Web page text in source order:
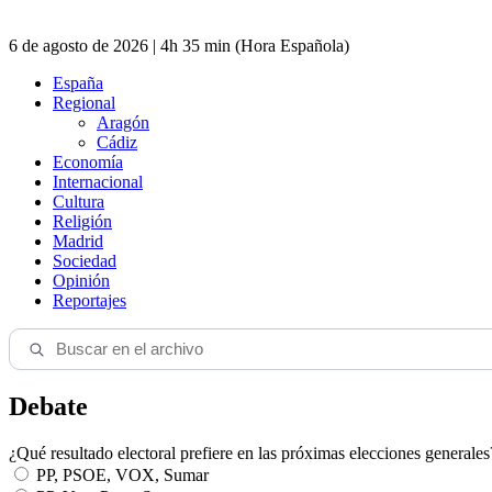
6 de agosto de 2026 | 4h 35 min (Hora Española)
España
Regional
Aragón
Cádiz
Economía
Internacional
Cultura
Religión
Madrid
Sociedad
Opinión
Reportajes
Debate
¿Qué resultado electoral prefiere en las próximas elecciones
PP, PSOE, VOX, Sumar